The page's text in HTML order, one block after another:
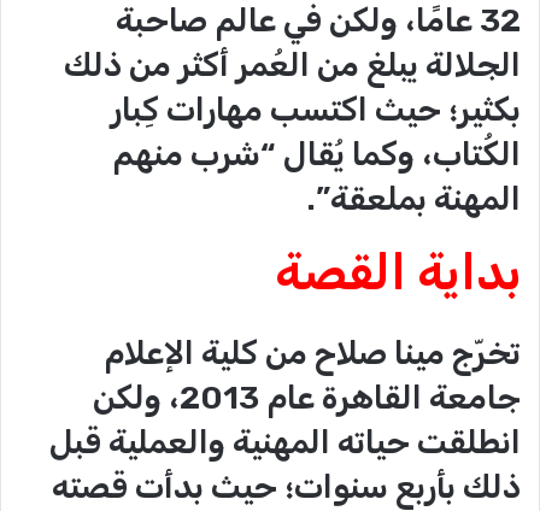
32 عامًا، ولكن في عالم صاحبة
الجلالة يبلغ من العُمر أكثر من ذلك
بكثير؛ حيث اكتسب مهارات كِبار
الكُتاب، وكما يُقال “شرب منهم
المهنة بملعقة”.
بداية القصة
تخرّج مينا صلاح من كلية الإعلام
جامعة القاهرة عام 2013، ولكن
انطلقت حياته المهنية والعملية قبل
ذلك بأربع سنوات؛ حيث بدأت قصته